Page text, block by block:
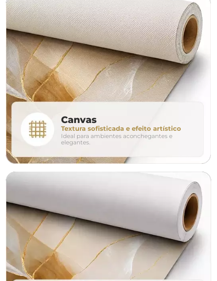
largura aproximada
160cm 200cm
280cm 320cm
conjunto
avulso duo
o tamanho ideal para o seu ambiente é
Canvas
Textura sofisticada e efeito artístico
Ideal para ambientes aconchegantes e
elegantes.